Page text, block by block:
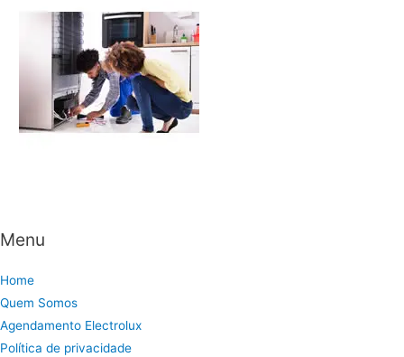
Menu
Home
Quem Somos
Agendamento Electrolux
Política de privacidade